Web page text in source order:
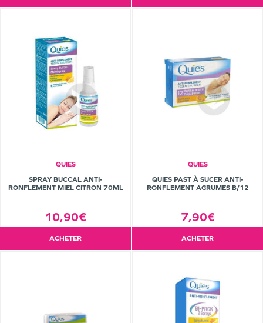
QUIES
SPRAY BUCCAL ANTI-
RONFLEMENT MIEL CITRON 70ML
10,90€
ACHETER
QUIES
QUIES PAST À SUCER ANTI-
RONFLEMENT AGRUMES B/12
7,90€
ACHETER